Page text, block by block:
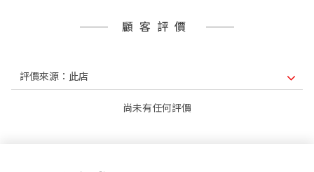
顧客評價
尚未有任何評價